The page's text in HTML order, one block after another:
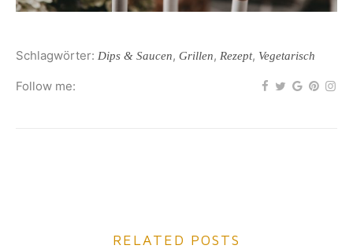
Schlagwörter: Dips & Saucen, Grillen, Rezept, Vegetarisch
Follow me:
RELATED POSTS